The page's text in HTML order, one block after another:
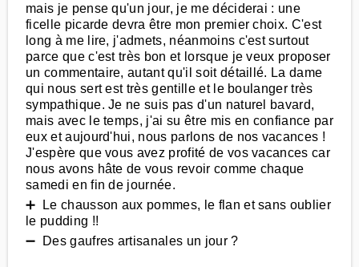
mais je pense qu'un jour, je me déciderai : une
ficelle picarde devra être mon premier choix. C'est
long à me lire, j'admets, néanmoins c'est surtout
parce que c'est très bon et lorsque je veux proposer
un commentaire, autant qu'il soit détaillé. La dame
qui nous sert est très gentille et le boulanger très
sympathique. Je ne suis pas d'un naturel bavard,
mais avec le temps, j'ai su être mis en confiance par
eux et aujourd'hui, nous parlons de nos vacances !
J'espère que vous avez profité de vos vacances car
nous avons hâte de vous revoir comme chaque
samedi en fin de journée.
➕ Le chausson aux pommes, le flan et sans oublier
le pudding !!
➖ Des gaufres artisanales un jour ?